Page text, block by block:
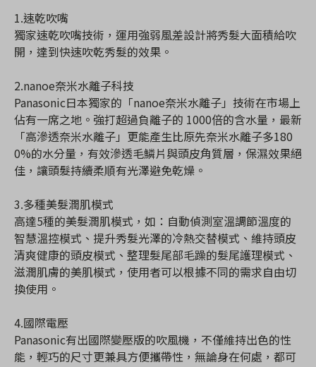
1.速乾吹嘴
獨家速乾吹嘴技術，運用強弱風差設計將秀髮大面積給吹
開，達到快速吹乾秀髮的效果。
2.nanoe奈米水離子科技
Panasonic日本獨家的「nanoe奈米水離子」技術在市場上
佔有一席之地。強打超過負離子的 1000倍的含水量，最新
「高滲透奈米水離子」更能產生比原先奈米水離子多180
0%的水分量，有效滲透毛鱗片與頭皮角質層，保濕效果絕
佳，讓頭髮持續柔順有光澤避免乾燥。
3.多種美髮潤肌模式
高達5種的美髮潤肌模式，如：自動偵測室溫調節溫度的
智慧溫控模式、提升秀髮光澤的冷熱交替模式、維持頭皮
清爽健康的頭皮模式、整理髮尾部毛躁的髮尾護理模式、
滋潤肌膚的美肌模式，使用者可以根據不同的需求自由切
換使用。
4.國際電壓
Panasonic有出國際變壓版的吹風機，不僅維持出色的性
能，輕巧的尺寸更兼具方便攜帶性，無論身在何處，都可